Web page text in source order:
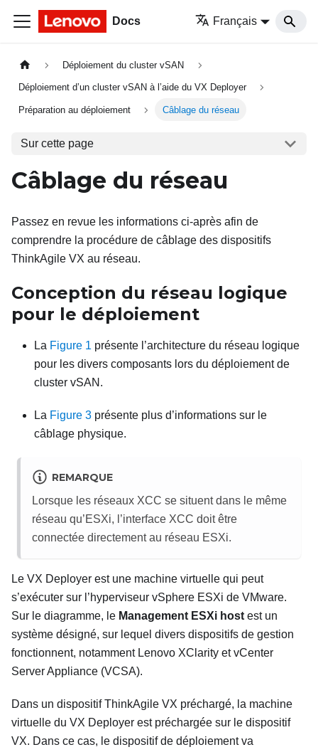
Docs Français
Déploiement du cluster vSAN
Déploiement d’un cluster vSAN à l’aide du VX Deployer
Préparation au déploiement Câblage du réseau
Sur cette page
Câblage du réseau
Passez en revue les informations ci-après afin de
comprendre la procédure de câblage des dispositifs
ThinkAgile VX au réseau.
Conception du réseau logique
pour le déploiement
La Figure 1 présente l’architecture du réseau logique
pour les divers composants lors du déploiement de
cluster vSAN.
La Figure 3 présente plus d’informations sur le
câblage physique.
REMARQUE
Lorsque les réseaux XCC se situent dans le même
réseau qu’ESXi, l’interface XCC doit être
connectée directement au réseau ESXi.
Le VX Deployer est une machine virtuelle qui peut
s’exécuter sur l’hyperviseur vSphere ESXi de VMware.
Sur le diagramme, le Management ESXi host est un
système désigné, sur lequel divers dispositifs de gestion
fonctionnent, notamment Lenovo XClarity etvCenter
Server Appliance (VCSA).
Dans un dispositif ThinkAgile VX préchargé, la machine
virtuelle du VX Deployer est préchargée sur le dispositif
VX. Dans ce cas, le dispositif de déploiement va